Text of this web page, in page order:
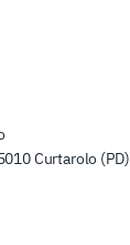
Curtarolo (PD)